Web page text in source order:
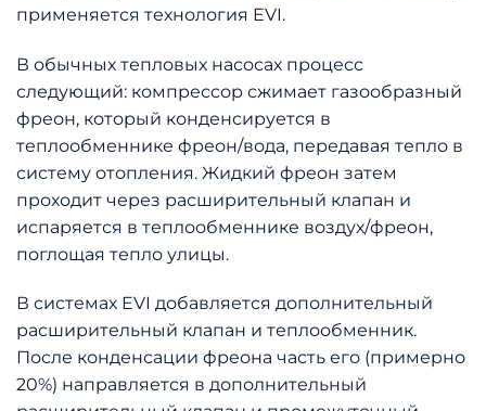
применяется технология EVI.
В обычных тепловых насосах процесс
следующий: компрессор сжимает газообразный
фреон, который конденсируется в
теплообменнике фреон/вода, передавая тепло в
систему отопления. Жидкий фреон затем
проходит через расширительный клапан и
испаряется в теплообменнике воздух/фреон,
поглощая тепло улицы.
В системах EVI добавляется дополнительный
расширительный клапан и теплообменник.
После конденсации фреона часть его (примерно
20%) направляется в дополнительный